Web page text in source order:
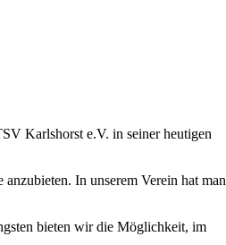
Karlshorst e.V. in seiner heutigen
In unserem Verein hat man
bieten wir die Möglichkeit, im